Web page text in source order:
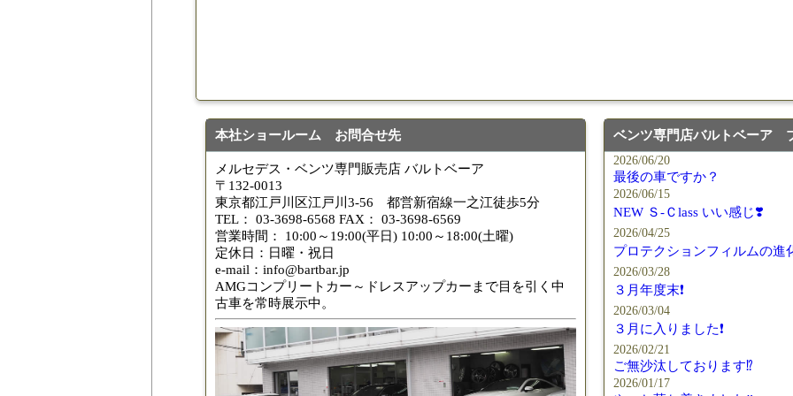
ベンツ中古ホイル・タイヤ
本社ショールーム お問合せ先
メルセデス・ベンツ専門販売店 バルトベーア
〒132-0013
東京都江戸川区江戸川3-56 都営新宿線一之江徒歩5分
TEL： 03-3698-6568 FAX： 03-3698-6569
営業時間： 10:00～19:00(平日) 10:00～18:00(土曜)
定休日：日曜・祝日
e-mail：info@bartbar.jp
AMGコンプリートカー～ドレスアップカーまで目を引く中
古車を常時展示中。
ベンツ専門店バルトベーア
2026/06/20
最後の車ですか？
2026/06/15
NEW Ｓ-Ｃlass いい感じ❣️
2026/04/25
プロテクションフィルムの進
2026/03/28
３月年度末❗️
2026/03/04
３月に入りました❗️
2026/02/21
ご無沙汰しております⁉️
2026/01/17